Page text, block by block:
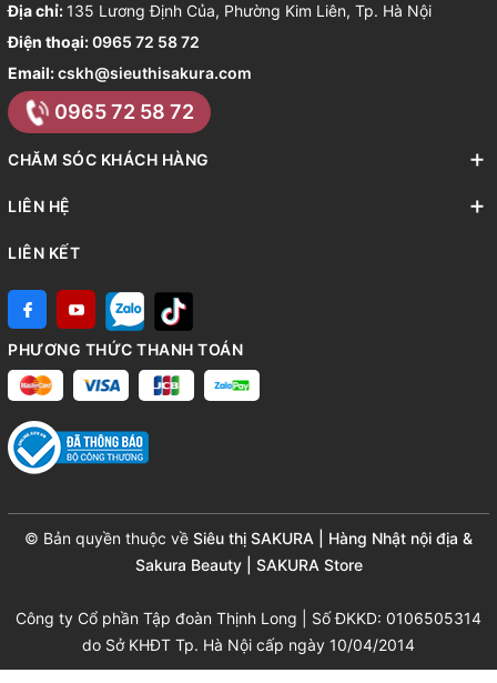
Địa chỉ: 135 Lương Định Của, Phường Kim Liên, Tp. Hà Nội
Điện thoại:0965 72 58 72
Email:cskh@sieuthisakura.com
0965 72 58 72
CHĂM SÓC KHÁCH HÀNG
LIÊN HỆ
LIÊN KẾT
PHƯƠNG THỨC THANH TOÁN
© Bản quyền thuộc về Siêu thị SAKURA | Hàng Nhật nội địa &
Sakura Beauty | SAKURA Store
Công ty Cổ phần Tập đoàn Thịnh Long | Số ĐKKD: 0106505314
do Sở KHĐT Tp. Hà Nội cấp ngày 10/04/2014